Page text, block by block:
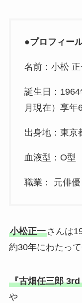
●プロフィー
名前：小松 正
誕生日：
月現在）享年
出身地：東京
血液型：O型
職業： 元俳
小松正一さんは
約30年にわたっ
『古畑任三郎
や